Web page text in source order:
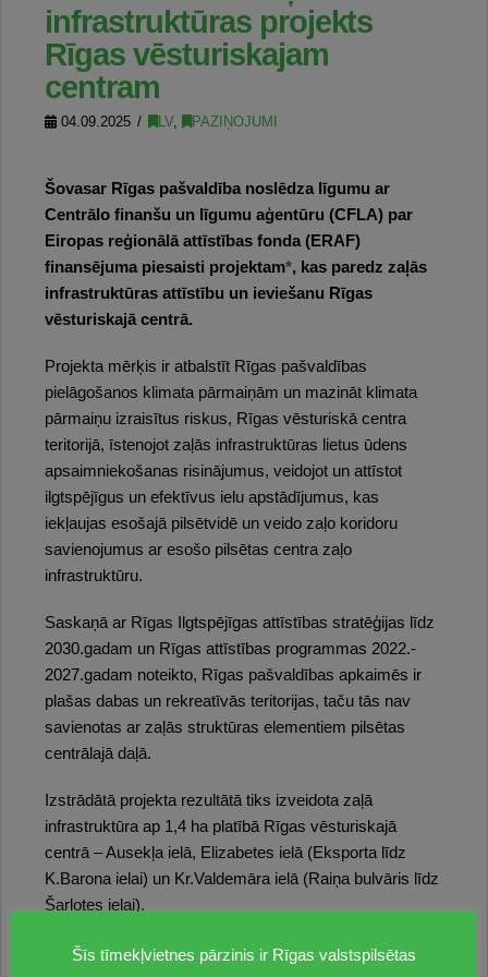
infrastruktūras projekts
Rīgas vēsturiskajam
centram
04.09.2025 LV, PAZIŅOJUMI
Šovasar Rīgas pašvaldība noslēdza līgumu ar
Centrālo finanšu un līgumu aģentūru (CFLA) par
Eiropas reģionālā attīstības fonda (ERAF)
finansējuma piesaisti projektam*, kas paredz zaļās
infrastruktūras attīstību un ieviešanu Rīgas
vēsturiskajā centrā.
Projekta mērķis ir atbalstīt Rīgas pašvaldības
pielāgošanos klimata pārmaiņām un mazināt klimata
pārmaiņu izraisītus riskus, Rīgas vēsturiskā centra
teritorijā, īstenojot zaļās infrastruktūras lietus ūdens
apsaimniekošanas risinājumus, veidojot un attīstot
ilgtspējīgus un efektīvus ielu apstādījumus, kas
iekļaujas esošajā pilsētvidē un veido zaļo koridoru
savienojumus ar esošo pilsētas centra zaļo
infrastruktūru.
Saskaņā ar Rīgas Ilgtspējīgas attīstības stratēģijas līdz
2030.gadam un Rīgas attīstības programmas 2022.-
2027.gadam noteikto, Rīgas pašvaldības apkaimēs ir
plašas dabas un rekreatīvās teritorijas, taču tās nav
savienotas ar zaļās struktūras elementiem pilsētas
centrālajā daļā.
Izstrādātā projekta rezultātā tiks izveidota zaļā
infrastruktūra ap 1,4 ha platībā Rīgas vēsturiskajā
centrā – Ausekļa ielā, Elizabetes ielā (Eksporta līdz
K.Barona ielai) un Kr.Valdemāra ielā (Raiņa bulvāris līdz
Šarlotes ielai).
Projekts paredz ierīkojot apstādījumus esošajās
Šīs tīmekļvietnes pārzinis ir Rīgas valstspilsētas